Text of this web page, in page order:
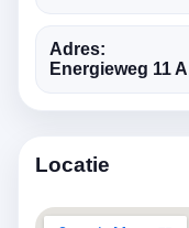
Adres:
Energieweg 11
Locatie